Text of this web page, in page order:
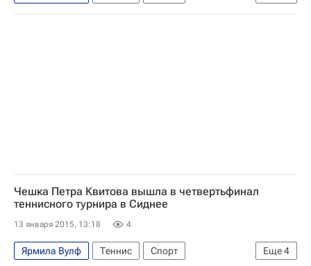
Ангелика Кербер
WTA Сидней
Ангелика Кербер
Чешка Петра Квитова вышла в четвертьфинал
теннисного турнира в Сиднее
13 января 2015, 13:18 4
Еще4
Ярмила Вулф Теннис
Спорт